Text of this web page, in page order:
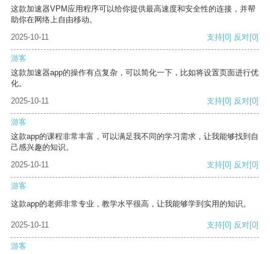
这款加速器VPM应用程序可以给你提供最高速度和安全性的连接，并帮
助你在网络上自由移动。
2025-10-11
支持[0] 反对[0]
游客
这款加速器app的操作有点复杂，可以简化一下，比如将设置页面进行优
化。
2025-10-11
支持[0] 反对[0]
游客
这款app的课程非常丰富，可以满足我不同的学习需求，让我能够找到自
己感兴趣的知识。
2025-10-11
支持[0] 反对[0]
游客
这款app的老师非常专业，教学水平很高，让我能够学到实用的知识。
2025-10-11 支持[0] 反对[0]
游客